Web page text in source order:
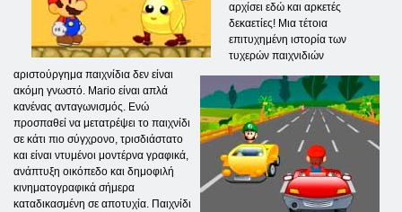
αρχίσει εδώ και αρκετές
δεκαετίες! Μια τέτοια
επιτυχημένη ιστορία των
τυχερών παιχνιδιών
αριστούργημα παιχνίδια δεν είναι
ακόμη γνωστό. Mario είναι απλά
κανένας ανταγωνισμός. Ενώ
προσπαθεί να μετατρέψει το παιχνίδι
σε κάτι πιο σύγχρονο, τρισδιάστατο
και είναι ντυμένοι μοντέρνα γραφικά,
ανάπτυξη οικόπεδο και δημοφιλή
κινηματογραφικά σήμερα
καταδικασμένη σε αποτυχία. Παιχνίδι